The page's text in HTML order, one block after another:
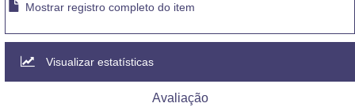
Mostrar registro completo do item
Visualizar estatísticas
Avaliação